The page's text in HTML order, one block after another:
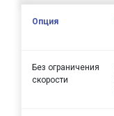
Опция
Без ограничения
скорости